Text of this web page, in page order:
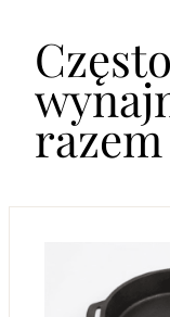
Często
razem